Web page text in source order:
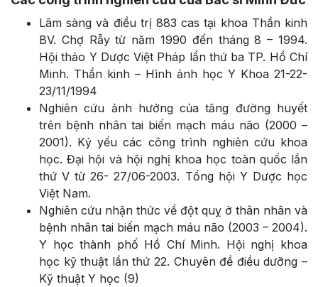
Lâm sàng và điều trị 883 cas tại khoa Thần kinh
BV. Chợ Rẫy từ năm 1990 đến tháng 8 – 1994.
Hội thảo Y Dược Việt Pháp lần thứ ba TP. Hồ Chí
Minh. Thần kinh – Hình ảnh học Y Khoa 21-22-
23/11/1994
Nghiên cứu ảnh hưởng của tăng đường huyết
trên bệnh nhân tai biến mạch máu não (2000 –
2001). Kỷ yếu các công trình nghiên cứu khoa
học. Đại hội và hội nghị khoa học toàn quốc lần
thứ V từ 26- 27/06-2003. Tổng hội Y Dược học
Việt Nam.
Nghiên cứu nhận thức về đột quỵ ở thân nhân và
bệnh nhân tai biến mạch máu não (2003 – 2004).
Y học thành phố Hồ Chí Minh. Hội nghị khoa
học kỹ thuật lần thứ 22. Chuyên đề điều dưỡng –
Kỹ thuật Y học (9)